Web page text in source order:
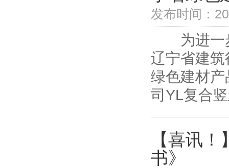
发布时间：
为进一步
辽宁省建
绿色建材
司YL复合
【喜讯
书》